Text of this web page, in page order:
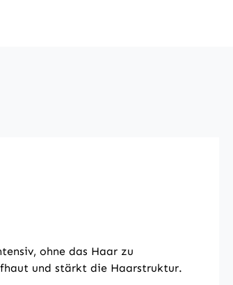
ohne das Haar zu
und stärkt die Haarstruktur.